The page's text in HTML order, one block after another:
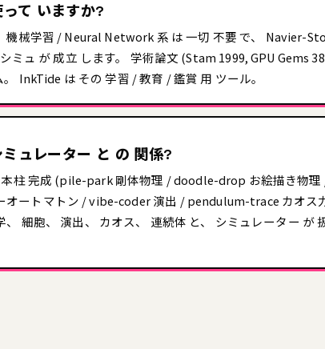
て いますか?
機械学習 / Neural Network 系 は 一切 不要 で、 Navier-
ミュ が 成立 します。 学術論文 (Stam 1999, GPU Gems
InkTide は その 学習 / 教育 / 鑑賞 用 ツール。
ュレーター と の 関係?
本柱 完成 (pile-park 剛体物理 / doodle-drop お絵描き物
ートマトン / vibe-coder 演出 / pendulum-trace カオス
、 細胞、 演出、 カオス、 連続体 と、 シミュレーター が